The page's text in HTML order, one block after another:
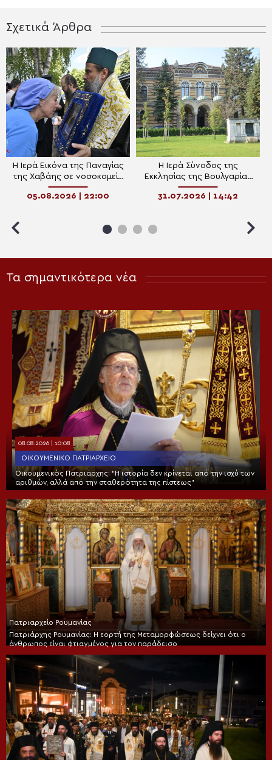
Σχετικά Άρθρα
Η Ιερά Εικόνα της Παναγίας
της Χαβάης σε νοσοκομείο
της Σόφιας προς ευλογία
ασθενών και προσωπικού
05.08.2026 | 22:00
Η Ιερά Σύνοδος της
Εκκλησίας της Βουλγαρίας
καταδικάζει τις δηλώσεις
του Αρχιμ. Νικάνορα
31.07.2026 | 14:42
Τα σημαντικότερα νέα
08.08.2026 | 10:08
ΟΙΚΟΥΜΕΝΙΚΌ ΠΑΤΡΙΑΡΧΕΊΟ
Οικουμενικός Πατριάρχης: “Η ιστορία δεν κρίνεται από την ισχύ των
αριθμών, αλλά από την σταθερότητα της πίστεως”
Πατριαρχείο Ρουμανίας
Πατριάρχης Ρουμανίας: Η εορτή της Μεταμορφώσεως δείχνει ότι ο
άνθρωπος είναι φτιαγμένος για τον παράδεισο